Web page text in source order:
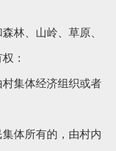
、山岭、草原、
：
集体经济组织或者
体所有的，由村内